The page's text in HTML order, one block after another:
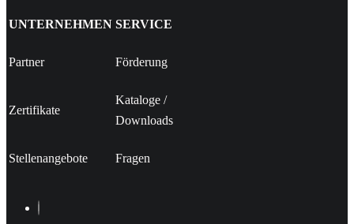
UNTERNEHMEN SERVICE
Partner Förderung
Zertifikate
Kataloge /
Downloads
Stellenangebote Fragen